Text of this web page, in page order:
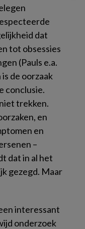
dat
tot obsessies
(Pauls e.a.
de oorzaak
conclusie.
trekken.
en
en
–
dat in al het
gezegd. Maar
interessant
onderzoek